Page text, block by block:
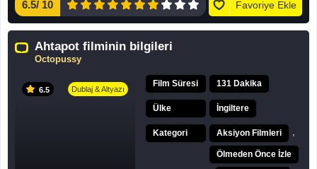
6.5/ 10 Favoriye Ekle
Ahtapot filminin bilgileri
Octopussy
6.5 Dublaj & Altyazı
Film Süresi 131 Dakika
Ülke İngiltere
Kategori Aksiyon Filmleri
Ölmeden Önce İzle